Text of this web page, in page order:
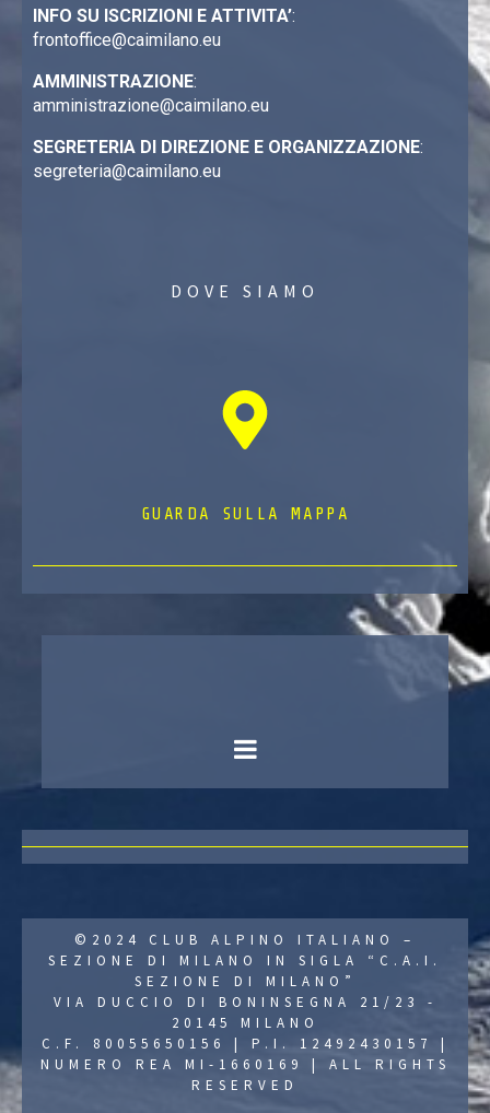
INFO SU ISCRIZIONI E ATTIVITA’:
frontoffice@caimilano.eu
AMMINISTRAZIONE:
amministrazione@caimilano.eu
SEGRETERIA DI DIREZIONE E ORGANIZZAZIONE:
segreteria@caimilano.eu
DOVE SIAMO
GUARDA SULLA MAPPA
©2024 CLUB ALPINO ITALIANO –
SEZIONE DI MILANO IN SIGLA “C.A.I.
SEZIONE DI MILANO”
VIA DUCCIO DI BONINSEGNA 21/23 -
20145 MILANO
C.F. 80055650156 | P.I. 12492430157 |
NUMERO REA MI-1660169 | ALL RIGHTS
RESERVED